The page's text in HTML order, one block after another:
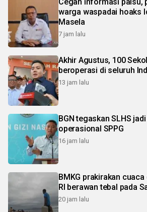
Cegah informasi palsu,
warga waspadai hoaks
Masela
7 jam lalu
Akhir Agustus, 100
beroperasi di seluruh
13 jam lalu
BGN tegaskan SLHS
operasional SPPG
16 jam lalu
BMKG prakirakan
RI berawan tebal pada
20 jam lalu